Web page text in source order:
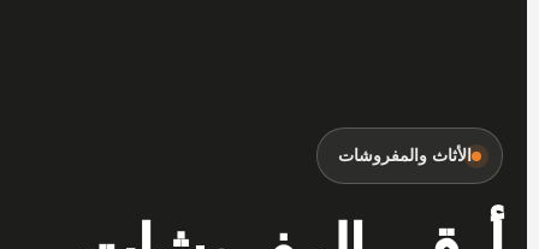
الأثاث والمفروشات